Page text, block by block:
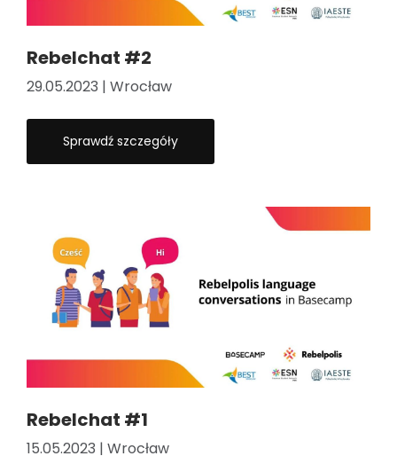
Rebelchat #2
29.05.2023 | Wrocław
Sprawdź szczegóły
Rebelchat #1
15.05.2023 | Wrocław